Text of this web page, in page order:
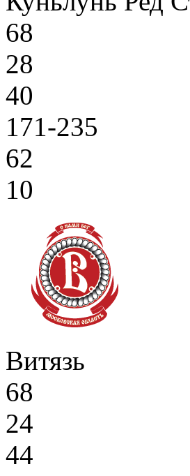
68
28
40
171-235
62
10
Витязь
68
24
44